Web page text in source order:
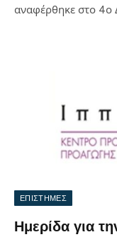
αναφέρθηκε στο 4ο
ΕΠΙΣΤΗΜΕΣ
Ημερίδα για